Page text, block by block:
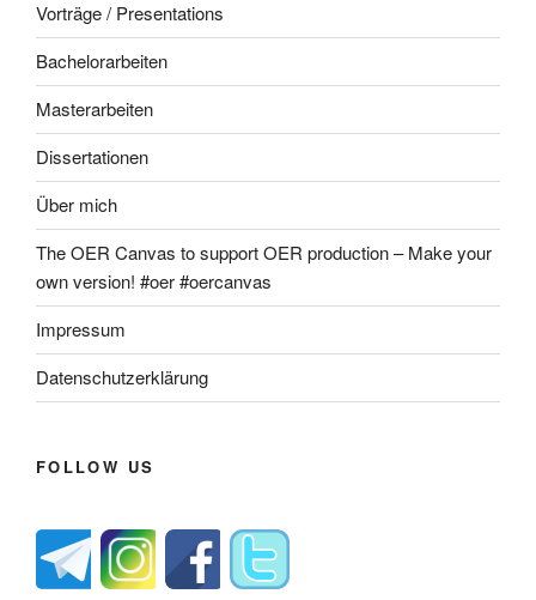
Vorträge / Presentations
Bachelorarbeiten
Masterarbeiten
Dissertationen
Über mich
The OER Canvas to support OER production – Make your
own version! #oer #oercanvas
Impressum
Datenschutzerklärung
FOLLOW US